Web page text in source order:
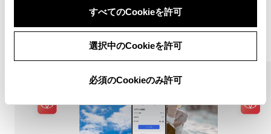
すべてのCookieを許可
選択中のCookieを許可
必須のCookieのみ許可
ピックアップ